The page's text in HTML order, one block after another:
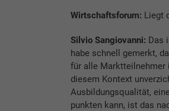
Wirtschaftsforum: Liegt
Silvio Sangiovanni: Das
habe schnell gemerkt,
für alle Marktteilnehmer
diesem Kontext
Ausbildungsqualität,
punkten kann, ist das